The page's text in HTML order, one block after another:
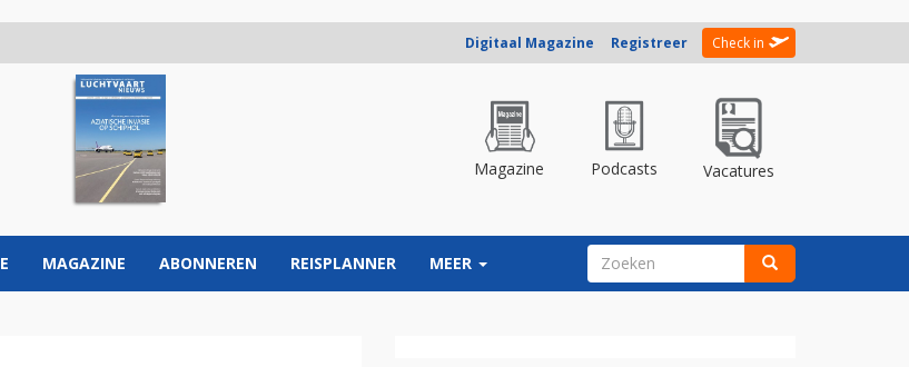
Digitaal Magazine Registreer Check in
Magazine Podcasts Vacatures
MAGAZINE ABONNEREN REISPLANNER MEER ZOEKVELD